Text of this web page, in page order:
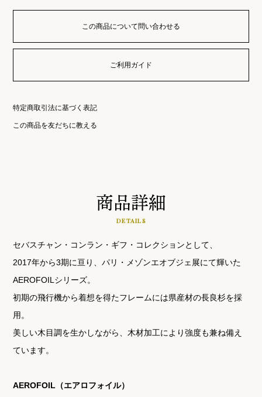
この商品について問い合わせる
ご利用ガイド
特定商取引法に基づく表記
この商品を友だちに教える
商品詳細
DETAILS
セバスチャン・コンラン・ギフ・コレクションとして、
2017年から3期に亘り、パリ・メゾンエオブジェ展にて輝いた
AEROFOILシリーズ。
初期の飛行機から着想を得たフレームには県産材の長良杉を採
用。
美しい木目調を生かしながら、木材加工により強度も兼ね備え
ています。
AEROFOIL（エアロフォイル）